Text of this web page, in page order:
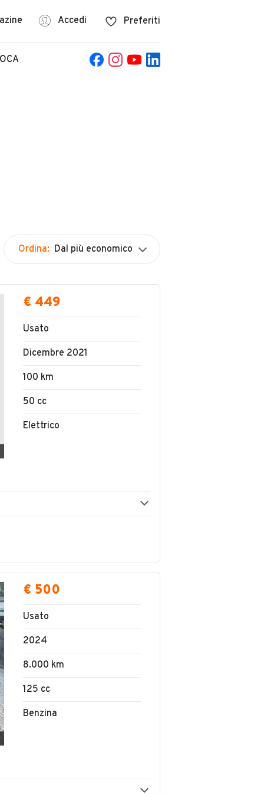
Accedi Preferiti
Ordina: Dal più economico
€ 449
Usato
Dicembre 2021
100 km
50 cc
Elettrico
€ 500
Usato
2024
8.000 km
125 cc
Benzina